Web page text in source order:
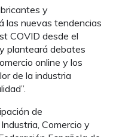
y
las nuevas tendencias
COVID desde el
planteará debates
online y los
de la industria
de
Comercio y